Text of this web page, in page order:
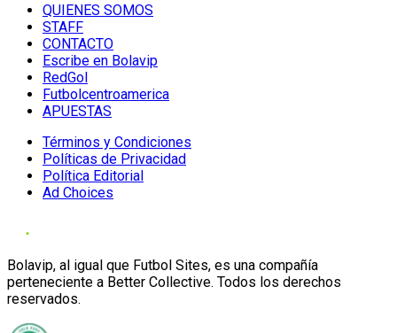
QUIENES SOMOS
STAFF
CONTACTO
Escribe en Bolavip
RedGol
Futbolcentroamerica
APUESTAS
Términos y Condiciones
Políticas de Privacidad
Política Editorial
Ad Choices
Bolavip, al igual que Futbol Sites, es una compañía
perteneciente a Better Collective. Todos los derechos
reservados.